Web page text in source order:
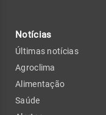
Notícias
Últimas notícias
Agroclima
Alimentação
Saúde